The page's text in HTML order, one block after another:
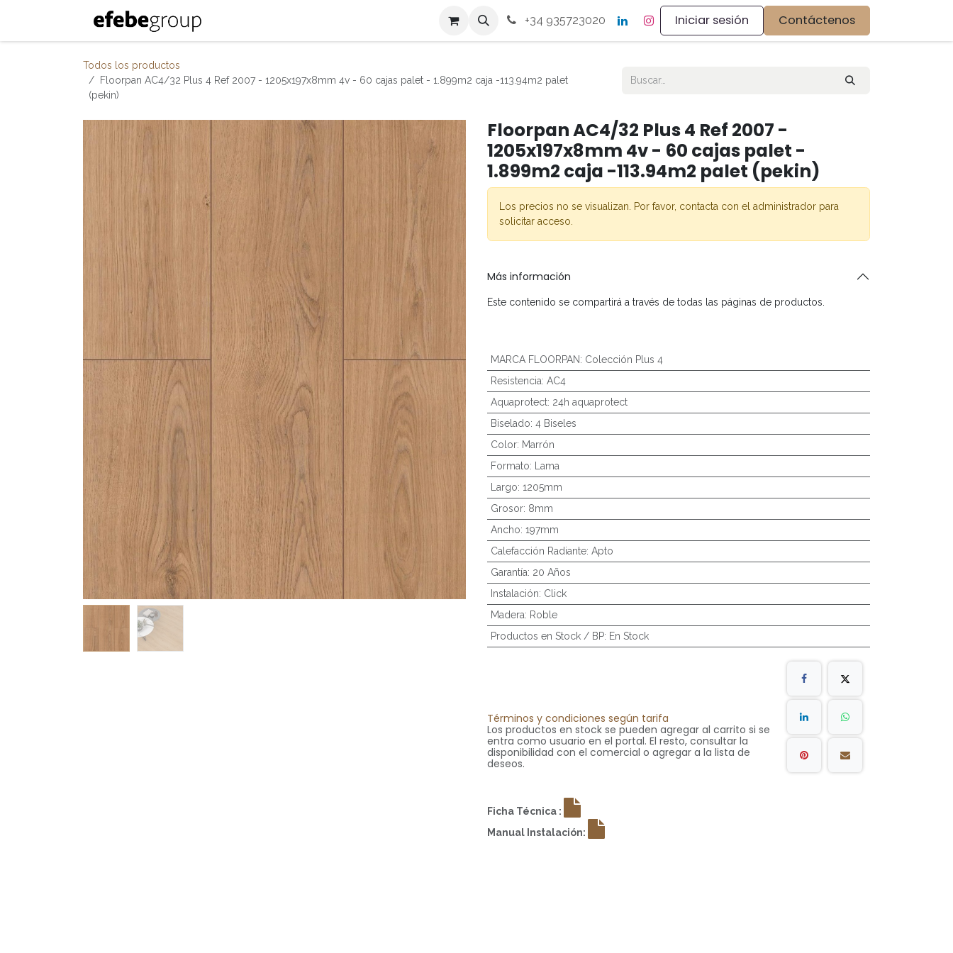
Contacto +34 935723020 Iniciar sesión Contáctenos
Todos los productos
Floorpan AC4/32 Plus 4 Ref 2007 - 1205x197x8mm 4v - 60 cajas palet - 1.899m2 caja -113.94m2 palet
(pekin)
Floorpan AC4/32 Plus 4 Ref 2007 -
1205x197x8mm 4v - 60 cajas palet -
1.899m2 caja -113.94m2 palet (pekin)
Los precios no se visualizan. Por favor, contacta con el administrador para
solicitar acceso.
Más información
Este contenido se compartirá a través de todas las páginas de productos.
MARCA FLOORPAN: Colección Plus 4
Resistencia: AC4
Aquaprotect: 24h aquaprotect
Biselado: 4 Biseles
Color: Marrón
Formato: Lama
Largo: 1205mm
Grosor: 8mm
Ancho: 197mm
Calefacción Radiante: Apto
Garantía: 20 Años
Instalación: Click
Madera: Roble
Productos en Stock / BP: En Stock
Términos y condiciones según tarifa
Los productos en stock se pueden agregar al carrito si se
entra como usuario en el portal. El resto, consultar la
disponibilidad con el comercial o agregar a la lista de
deseos.
Ficha Técnica :
Manual Instalación: